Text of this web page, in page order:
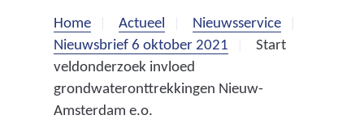
k
e
n
l
a
p
p
e
Home Actueel
Nieuwsservice
Nieuwsbrief 6 oktober 2021
Start
veldonderzoek invloed
grondwateronttrekkingen Nieuw-
Amsterdam e.o.